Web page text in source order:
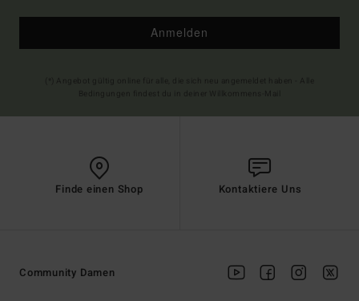
Anmelden
Finde einen Shop Kontaktiere Uns
Community Damen